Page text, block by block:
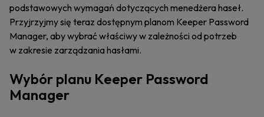
podstawowych wymagań dotyczących menedżera haseł.
Przyjrzyjmy się teraz dostępnym planom Keeper Password
Manager, aby wybrać właściwy w zależności od potrzeb
w zakresie zarządzania hasłami.
Wybór planu Keeper Password
Manager